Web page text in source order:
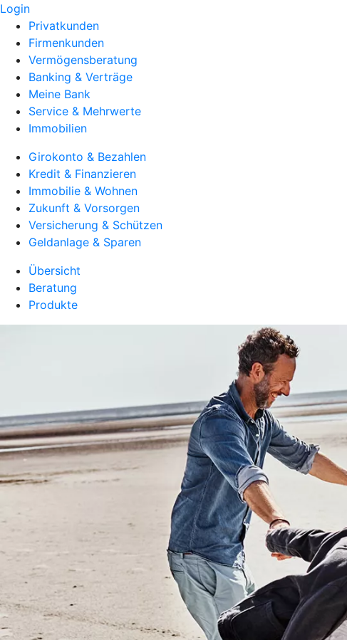
Login
Privatkunden
Firmenkunden
Vermögensberatung
Banking & Verträge
Meine Bank
Service & Mehrwerte
Immobilien
Girokonto & Bezahlen
Kredit & Finanzieren
Immobilie & Wohnen
Zukunft & Vorsorgen
Versicherung & Schützen
Geldanlage & Sparen
Übersicht
Beratung
Produkte